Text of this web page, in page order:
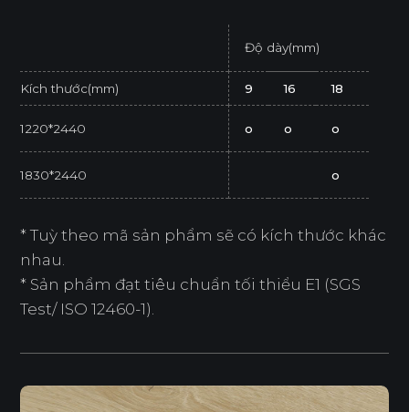
Độ dày(mm)
Kích thước(mm) 9 16 18
1220*2440 o o o
1830*2440 o
* Tuỳ theo mã sản phẩm sẽ có kích thước khác
nhau.
* Sản phẩm đạt tiêu chuẩn tối thiểu E1 (SGS
Test/ ISO 12460-1).